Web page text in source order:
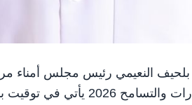
عبدالله بلحيف النعيمي رئيس مجلس
والدراسات، أن المؤتمر الدولي الثالث